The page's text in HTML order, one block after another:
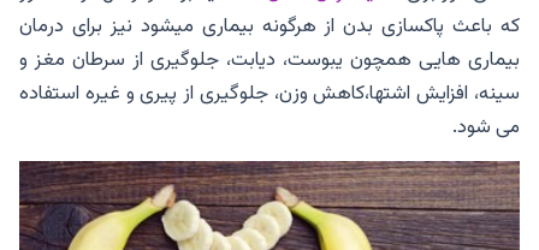
که باعث پاکسازی بدن از هرگونه بیماری میشود نیز برای درمان
بیماری هایی همچون یبوست، دیابت، جلوگیری از سرطان مغز و
سینه، افزایش اشتها،کاهش وزن، جلوگیری از پیری و غیره استفاده
می شود.